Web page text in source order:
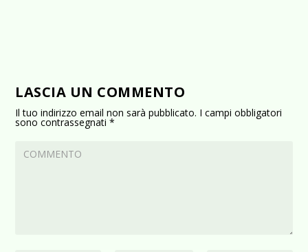
LASCIA UN COMMENTO
Il tuo indirizzo email non sarà pubblicato. I campi obbligatori
sono contrassegnati*